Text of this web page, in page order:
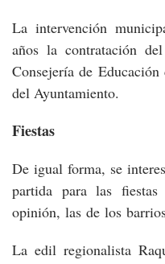
La intervención
años la contratación
Consejería de
del Ayuntamiento.
Fiestas
De igual forma, se
partida para las
opinión, las de los
La edil regionalista